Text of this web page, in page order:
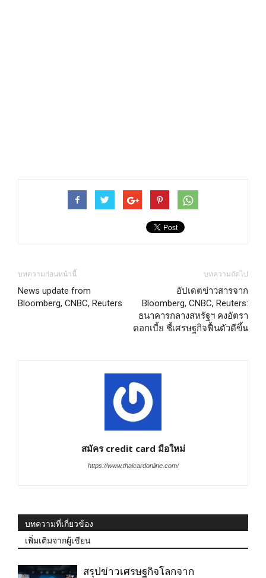
บทความก่อนหน้านี้
News update from
Bloomberg, CNBC, Reuters
บทความถัดไป
อัปเดตข่าวสารจาก
Bloomberg, CNBC, Reuters:
ธนาคารกลางสหรัฐฯ คงอัตรา
ดอกเบี้ย ชี้เศรษฐกิจฟื้นตัวดีขึ้น
สมัคร credit card มือใหม่
https://www.thaicardonline.com/
บทความที่เกี่ยวข้อง
เพิ่มเติมจากผู้เขียน
สรุปข่าวเศรษฐกิจโลกจาก